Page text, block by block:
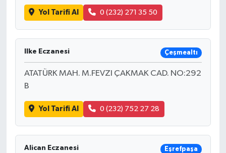
Yol Tarifi Al 0 (232) 271 35 50
Ilke Eczanesi Çeşmealtı
ATATÜRK MAH. M.FEVZI ÇAKMAK CAD. NO:292
B
Yol Tarifi Al 0 (232) 752 27 28
Alican Eczanesi Eşrefpaşa